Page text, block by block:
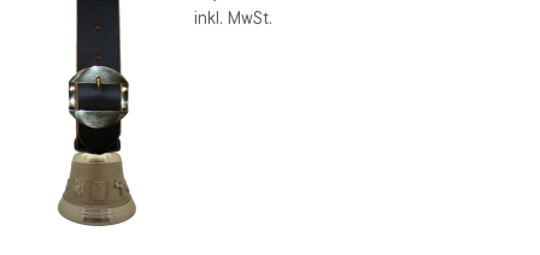
inkl. MwSt.